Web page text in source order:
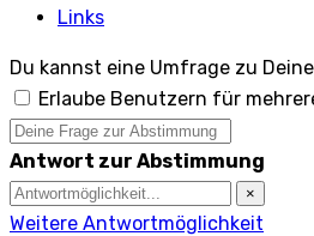
Links
Du kannst eine Umfrage zu
Erlaube Benutzern für
Antwort zur Abstimmung
×
Weitere Antwortmöglichkeit